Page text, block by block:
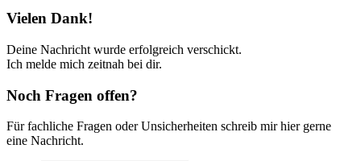
Vielen Dank!
Deine Nachricht wurde erfolgreich verschickt.
Ich melde mich zeitnah bei dir.
Noch Fragen offen?
Für fachliche Fragen oder Unsicherheiten schreib mir hier gerne
eine Nachricht.